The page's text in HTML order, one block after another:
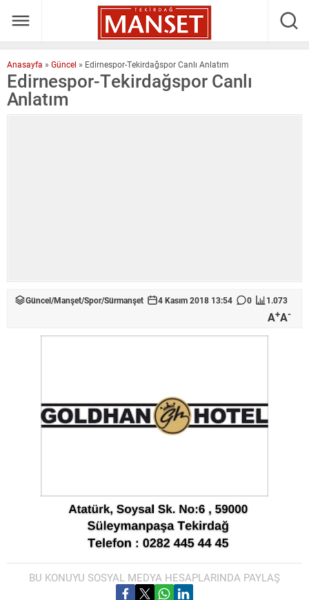
Anasayfa » Güncel » Edirnespor-Tekirdağspor Canlı Anlatım
Edirnespor-Tekirdağspor Canlı
Anlatım
Güncel/Manşet/Spor/Sürmanşet 4 Kasım 2018 13:54 0 1.073
A+A-
BU KONUYU SOSYAL MEDYA HESAPLARINDA PAYLAŞ